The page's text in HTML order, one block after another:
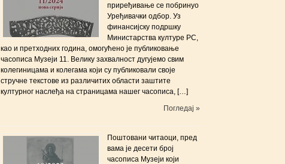
приређивање се побринуо
Уређивачки одбор. Уз
финансијску подршку
Министарства културе РС,
као и претходних година, омогућено је публиковање
часописа Музеји 11. Велику захвалност дугујемо свим
колегиницама и колегама који су публиковали своје
стручне текстове из различитих области заштите
културног наслеђа на страницама нашег часописа, […]
Погледај »
Поштовани читаоци, пред
вама је десети број
часописа Музеји који